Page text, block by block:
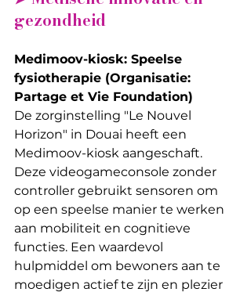
gezondheid
Medimoov-kiosk: Speelse
fysiotherapie (Organisatie:
Partage et Vie Foundation)
De zorginstelling "Le Nouvel
Horizon" in Douai heeft een
Medimoov-kiosk aangeschaft.
Deze videogameconsole zonder
controller gebruikt sensoren om
op een speelse manier te werken
aan mobiliteit en cognitieve
functies. Een waardevol
hulpmiddel om bewoners aan te
moedigen actief te zijn en plezier